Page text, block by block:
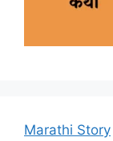
Marathi Story